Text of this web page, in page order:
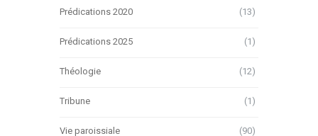
Prédications 2020 (13)
Prédications 2025 (1)
Théologie (12)
Tribune (1)
Vie paroissiale (90)